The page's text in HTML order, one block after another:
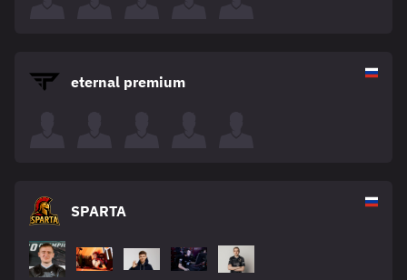
eternal premium
SPARTA